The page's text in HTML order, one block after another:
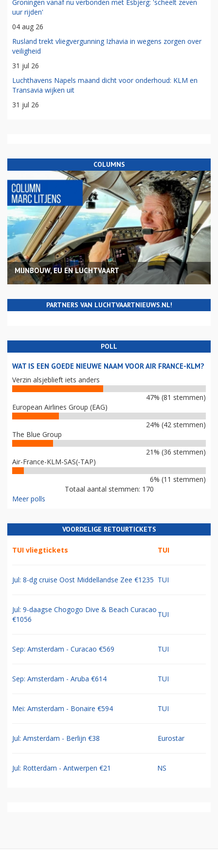
Groningen vanaf nu verbonden met Esbjerg: 'scheelt zeven
uur rijden'
04 aug 26
Rusland trekt vliegvergunning Izhavia in wegens zorgen over
veiligheid
31 jul 26
Luchthavens Napels maand dicht voor onderhoud: KLM en
Transavia wijken uit
31 jul 26
COLUMNS
MIJNBOUW, EU EN LUCHTVAART
PARTNERS VAN LUCHTVAARTNIEUWS.NL!
POLL
WAT IS EEN GOEDE NIEUWE NAAM VOOR AIR FRANCE-KLM?
Verzin alsjeblieft iets anders
47% (81 stemmen)
European Airlines Group (EAG)
24% (42 stemmen)
The Blue Group
21% (36 stemmen)
Air-France-KLM-SAS(-TAP)
6% (11 stemmen)
Totaal aantal stemmen: 170
Meer polls
VOORDELIGE RETOURTICKETS
TUI vliegtickets TUI
Jul: 8-dg cruise Oost Middellandse Zee €1235 TUI
Jul: 9-daagse Chogogo Dive & Beach Curacao
€1056
TUI
Sep: Amsterdam - Curacao €569 TUI
Sep: Amsterdam - Aruba €614 TUI
Mei: Amsterdam - Bonaire €594 TUI
Jul: Amsterdam - Berlijn €38 Eurostar
Jul: Rotterdam - Antwerpen €21 NS